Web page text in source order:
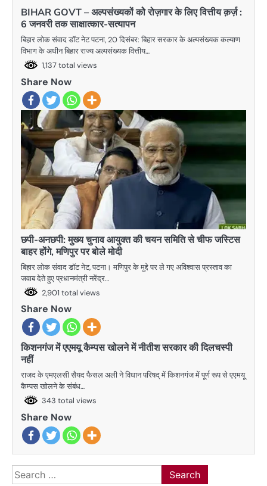
BIHAR GOVT – अल्पसंख्यकों कोे रोज़गार के लिए वित्तीय क़र्ज़ :
6 जनवरी तक साक्षात्कार-सत्यापन
बिहार लोक संवाद डाॅट नेट पटना, 20 दिसंबर: बिहार सरकार के अल्पसंख्यक कल्याण
विभाग के अधीन बिहार राज्य अल्पसंख्यक वित्तीय…
1,137 total views
Share Now
छपी-अनछपी: मुख्य चुनाव आयुक्त की चयन समिति से चीफ जस्टिस
बाहर होंगे, मणिपुर पर बोले मोदी
बिहार लोक संवाद डॉट नेट, पटना। मणिपुर के मुद्दे पर ले गए अविश्वास प्रस्ताव का
जवाब देते हुए प्रधानमंत्री नरेंद्र…
2,901 total views
Share Now
किशनगंज में एएमयू कैम्पस खोलने में नीतीश सरकार की दिलचस्पी
नहीं
राजद के एमएलसी सैयद फैसल अली ने विधान परिषद् में किशनगंज में पूर्ण रूप से एएमयू
कैम्पस खोलने के संबंध…
343 total views
Share Now
Search